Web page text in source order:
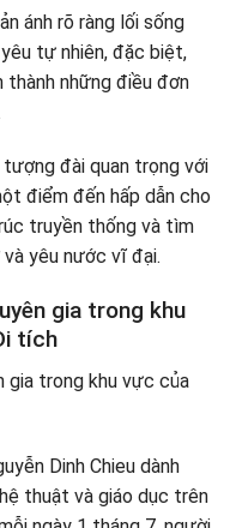
ánh rõ ràng lối sống
tự nhiên, đặc biệt,
những điều đơn
tượng đài quan trọng với
điểm đến hấp dẫn cho
truyền thống và tìm
yêu nước vĩ đại.
gia trong khu
tích
Dinh Chieu dành
thuật và giáo dục trên